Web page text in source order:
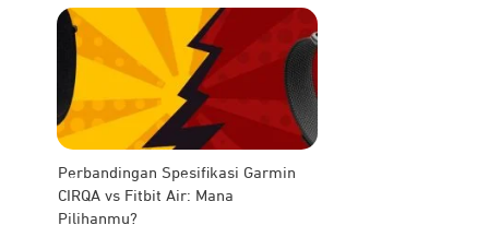
Perbandingan Spesifikasi Garmin
CIRQA vs Fitbit Air: Mana
Pilihanmu?